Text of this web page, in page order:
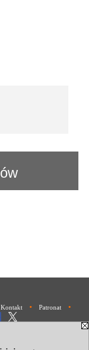
Kontakt • Patronat •